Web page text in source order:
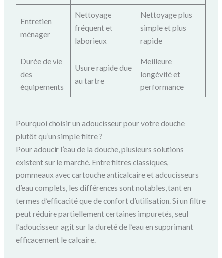
Entretien
ménager
Nettoyage
fréquent et
laborieux
Nettoyage plus
simple et plus
rapide
Durée de vie
des
équipements
Usure rapide due
au tartre
Meilleure
longévité et
performance
Pourquoi choisir un adoucisseur pour votre douche
plutôt qu’un simple filtre ?
Pour adoucir l’eau de la douche, plusieurs solutions
existent sur le marché. Entre filtres classiques,
pommeaux avec cartouche anticalcaire et adoucisseurs
d’eau complets, les différences sont notables, tant en
termes d’efficacité que de confort d’utilisation. Si un filtre
peut réduire partiellement certaines impuretés, seul
l’adoucisseur agit sur la dureté de l’eau en supprimant
efficacement le calcaire.